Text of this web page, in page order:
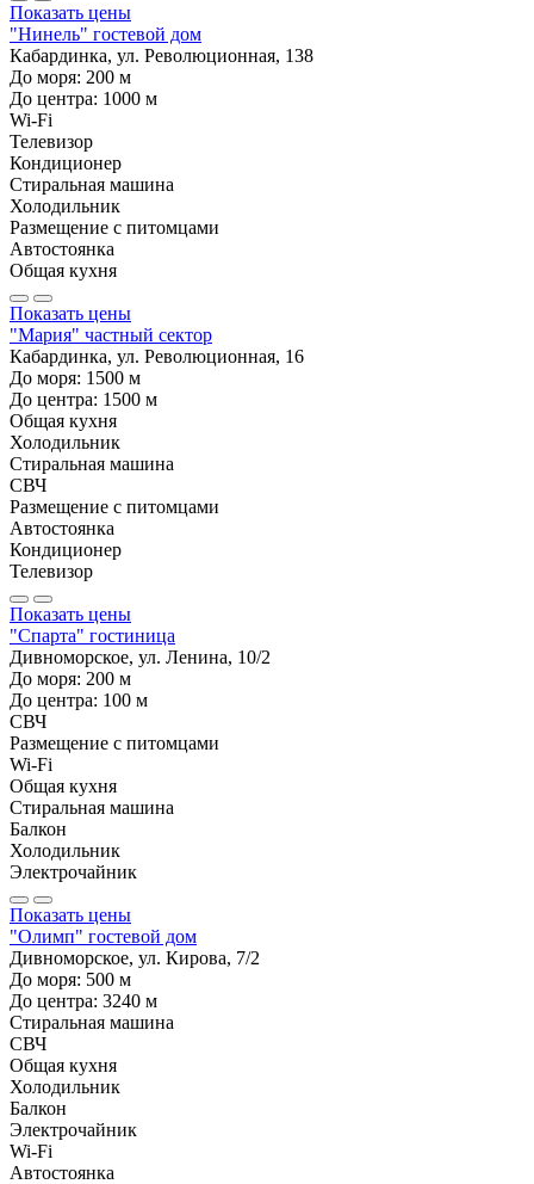
Показать цены
"Нинель" гостевой дом
Кабардинка, ул. Революционная, 138
До моря: 200 м
До центра: 1000 м
Wi-Fi
Телевизор
Кондиционер
Стиральная машина
Холодильник
Размещение с питомцами
Автостоянка
Общая кухня
Показать цены
"Мария" частный сектор
Кабардинка, ул. Революционная, 16
До моря: 1500 м
До центра: 1500 м
Общая кухня
Холодильник
Стиральная машина
СВЧ
Размещение с питомцами
Автостоянка
Кондиционер
Телевизор
Показать цены
"Спарта" гостиница
Дивноморское, ул. Ленина, 10/2
До моря: 200 м
До центра: 100 м
СВЧ
Размещение с питомцами
Wi-Fi
Общая кухня
Стиральная машина
Балкон
Холодильник
Электрочайник
Показать цены
"Олимп" гостевой дом
Дивноморское, ул. Кирова, 7/2
До моря: 500 м
До центра: 3240 м
Стиральная машина
СВЧ
Общая кухня
Холодильник
Балкон
Электрочайник
Wi-Fi
Автостоянка